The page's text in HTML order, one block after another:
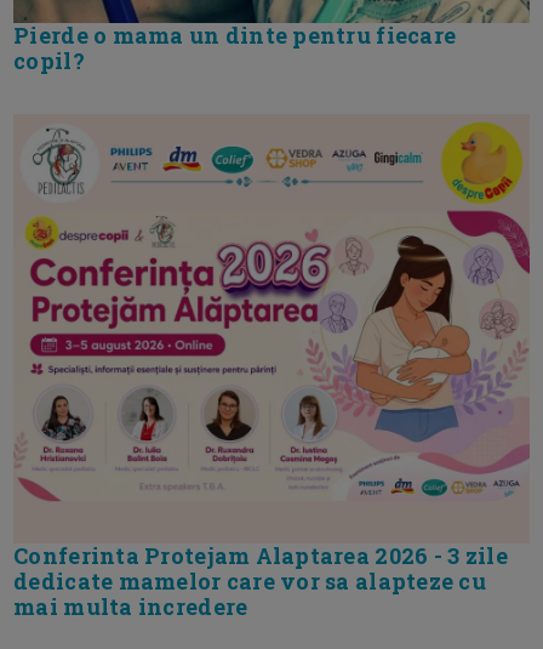
Pierde o mama un dinte pentru fiecare
copil?
Conferinta Protejam Alaptarea 2026 - 3 zile
dedicate mamelor care vor sa alapteze cu
mai multa incredere